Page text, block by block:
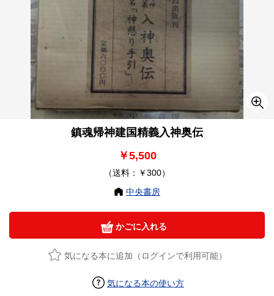
鎮魂帰神建国精義入神奥伝
￥5,500
（送料：￥300）
中央書房
かごに入れる
気になる本に追加（ログインで利用可能）
気になる本の使い方